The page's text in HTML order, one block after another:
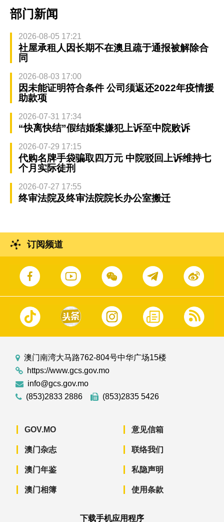
部门新闻
2026-08-05 17:21
社屋承租人因长期不在澳且疏于通报被解除合
同
2026-08-03 17:00
因未能证明符合条件 公司须返还2022年疫情援
助款项
2026-07-31 17:34
“快离快结”假结婚案嫌犯上诉至中院败诉
2026-07-29 17:15
代购名牌手袋骗取四万元 中院驳回上诉维持七
个月实际徒刑
2026-07-27 17:55
终审法院及终审法院院长办公室搬迁
订阅频道
澳门南湾大马路762-804号中华广场15楼
https://www.gcs.gov.mo
info@gcs.gov.mo
(853)2833 2886
(853)2835 5426
GOV.MO
澳门杂志
澳门年鉴
澳门相簿
意见信箱
联络我们
私隐声明
使用条款
下载手机应用程序